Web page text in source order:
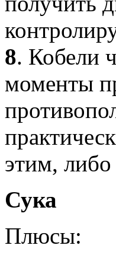
8. Кобели
моменты
этим, либо
Сука
Плюсы: